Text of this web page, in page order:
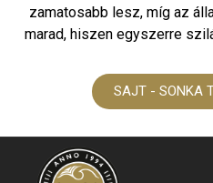
zamatosabb lesz, míg az
marad, hiszen egyszerre
SAJT - SONKA